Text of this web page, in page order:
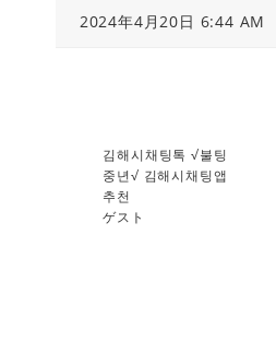
2024年4月20日 6:44 AM
김해시채팅톡 √불팅
중년√ 김해시채팅앱
추천
ゲスト